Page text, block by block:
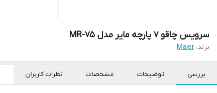
سرویس چاقو 7 پارچه مایر مدل MR-75
برند: Maier
بررسی توضیحات مشخصات نظرات کاربران